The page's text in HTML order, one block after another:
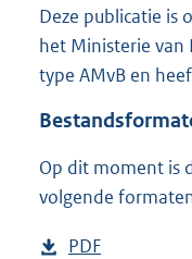
Deze publicatie is
het Ministerie van
type AMvB en
Op dit moment is
volgende
D
PDF